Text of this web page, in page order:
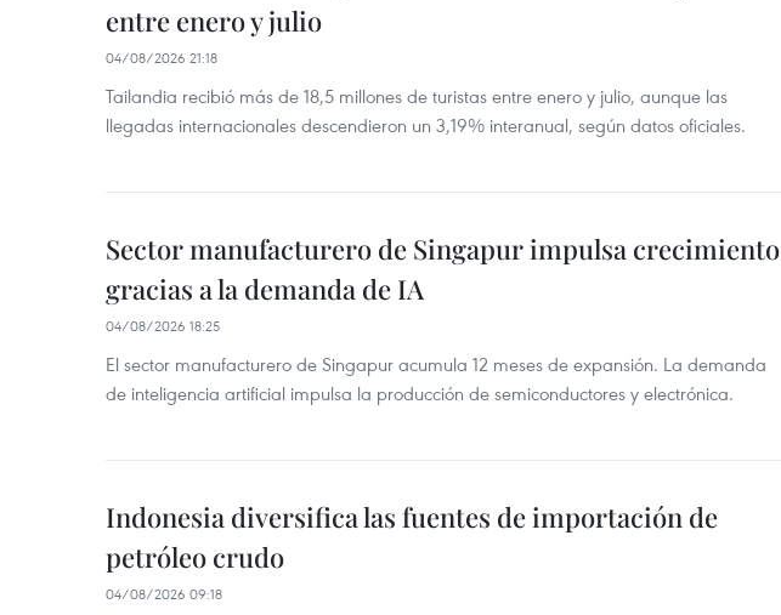
entre enero y julio
04/08/2026 21:18
Tailandia recibió más de 18,5 millones de turistas entre enero y julio, aunque las
llegadas internacionales descendieron un 3,19% interanual, según datos oficiales.
Sector manufacturero de Singapur impulsa crecimiento
gracias a la demanda de IA
04/08/2026 18:25
El sector manufacturero de Singapur acumula 12 meses de expansión. La demanda
de inteligencia artificial impulsa la producción de semiconductores y electrónica.
Indonesia diversifica las fuentes de importación de
petróleo crudo
04/08/2026 09:18